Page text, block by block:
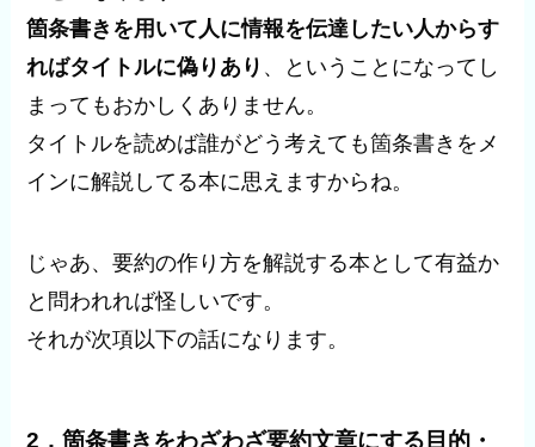
箇条書きを用いて人に情報を伝達したい人からす
ればタイトルに偽りあり 、ということになってし
まってもおかしくありません。
タイトルを読めば誰がどう考えても箇条書きをメ
インに解説してる本に思えますからね。
じゃあ、要約の作り方を解説する本として有益か
と問われれば怪しいです。
それが次項以下の話になります。
2．箇条書きをわざわざ要約文章にする目的・